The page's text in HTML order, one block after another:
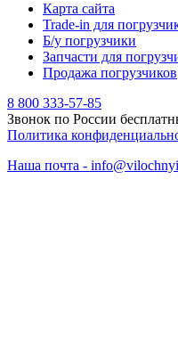
Карта сайта
Trade-in для
Б/у погрузчики
Запчасти для
Продажа погрузчиков
8 800 333-57-85
Звонок по России
Политика
Наша почта -